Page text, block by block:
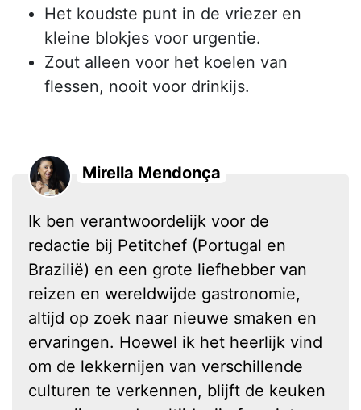
Het koudste punt in de vriezer en
kleine blokjes voor urgentie.
Zout alleen voor het koelen van
flessen, nooit voor drinkijs.
Mirella Mendonça
Ik ben verantwoordelijk voor de
redactie bij Petitchef (Portugal en
Brazilië) en een grote liefhebber van
reizen en wereldwijde gastronomie,
altijd op zoek naar nieuwe smaken en
ervaringen. Hoewel ik het heerlijk vind
om de lekkernijen van verschillende
culturen te verkennen, blijft de keuken